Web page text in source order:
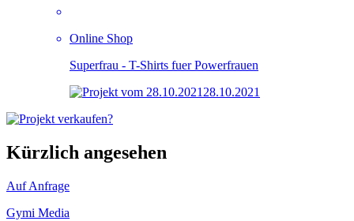
Online Shop
Superfrau - T-Shirts fuer Powerfrauen
28.10.2021
Kürzlich angesehen
Auf Anfrage
Gymi Media